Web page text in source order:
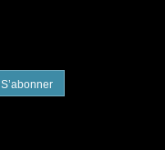
S’abonner